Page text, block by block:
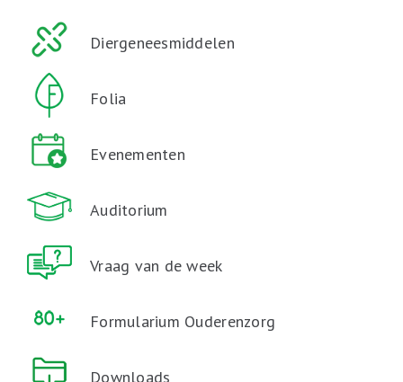
Diergeneesmiddelen
Folia
Evenementen
Auditorium
Vraag van de week
Formularium Ouderenzorg
Downloads